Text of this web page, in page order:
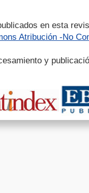
en esta
Atribución -No
y